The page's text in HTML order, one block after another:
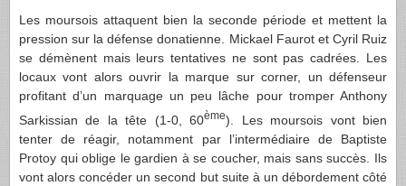
Les moursois attaquent bien la seconde période et mettent la
pression sur la défense donatienne. Mickael Faurot et Cyril Ruiz
se démènent mais leurs tentatives ne sont pas cadrées. Les
locaux vont alors ouvrir la marque sur corner, un défenseur
profitant d’un marquage un peu lâche pour tromper Anthony
Sarkissian de la tête (1-0, 60ème). Les moursois vont bien
tenter de réagir, notamment par l’intermédiaire de Baptiste
Protoy qui oblige le gardien à se coucher, mais sans succès. Ils
vont alors concéder un second but suite à un débordement côté